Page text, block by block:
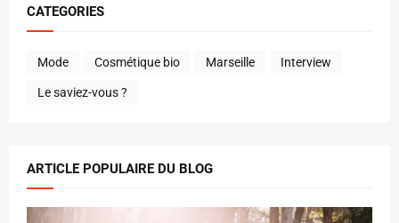
CATEGORIES
Mode Cosmétique bio Marseille Interview
Le saviez-vous ?
ARTICLE POPULAIRE DU BLOG